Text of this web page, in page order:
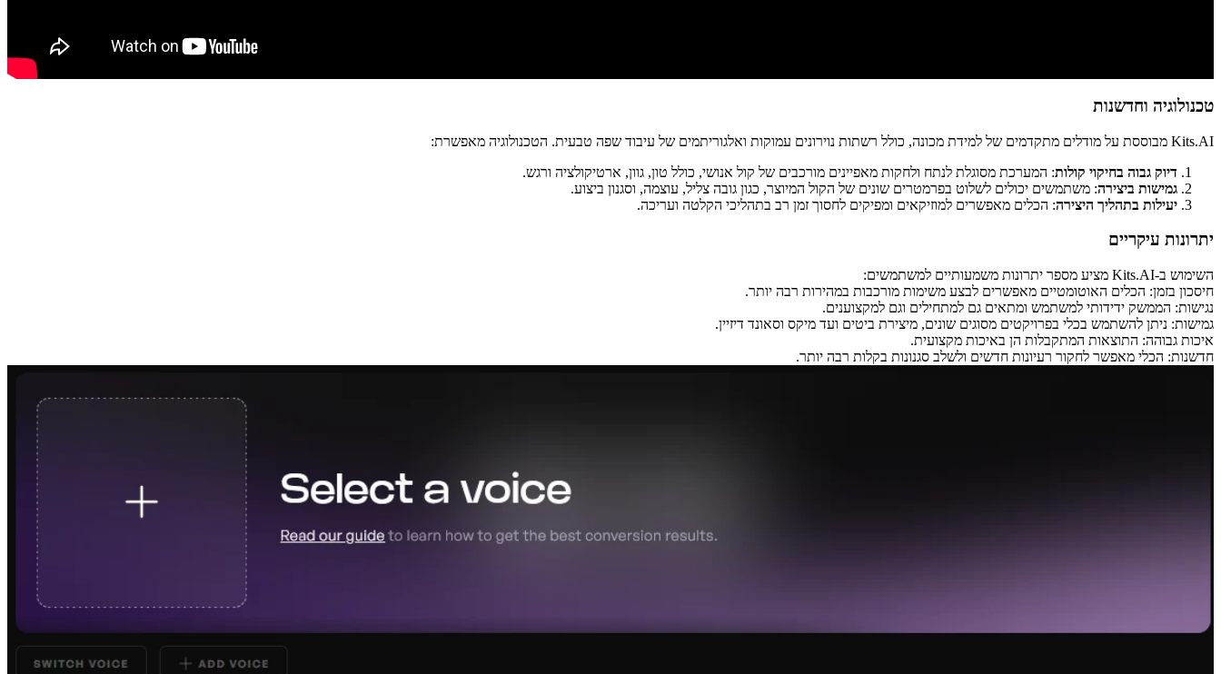
טכנולוגיה וחדשנות
Kits.AI מבוססת על מודלים מתקדמים של למידת מכונה, כולל רשתות נוירונים עמוקות ואלגוריתמים של עיבוד שפה טבעית. הטכנולוגיה מאפשרת:
דיוק גבוה בחיקוי קולות: המערכת מסוגלת לנתח ולחקות מאפיינים מורכבים של קול אנושי, כולל טון, גוון, ארטיקולציה ורגש.
גמישות ביצירה: משתמשים יכולים לשלוט בפרמטרים שונים של הקול המיוצר, כגון גובה צליל, עוצמה, וסגנון ביצוע.
יעילות בתהליך היצירה: הכלים מאפשרים למוזיקאים ומפיקים לחסוך זמן רב בתהליכי הקלטה ועריכה.
יתרונות עיקריים
השימוש ב-Kits.AI מציע מספר יתרונות משמעותיים למשתמשים:
חיסכון בזמן: הכלים האוטומטיים מאפשרים לבצע משימות מורכבות במהירות רבה יותר.
נגישות: הממשק ידידותי למשתמש ומתאים גם למתחילים וגם למקצוענים.
גמישות: ניתן להשתמש בכלי בפרויקטים מסוגים שונים, מיצירת ביטים ועד מיקס וסאונד דיזיין.
איכות גבוהה: התוצאות המתקבלות הן באיכות מקצועית.
חדשנות: הכלי מאפשר לחקור רעיונות חדשים ולשלב סגנונות בקלות רבה יותר.